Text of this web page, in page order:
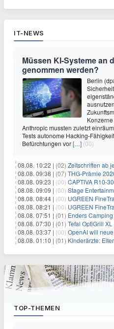
IT-NEWS
Müssen KI-Systeme an
genommen werden?
Berlin
Anthropic mussten zuletzt
Tests autonome Hacking-
Befürchtungen vor[…] (00)
08.08. 10:22 | (02) Zeitschriften ab je nur
08.08. 09:38 | (07) THG-Prämie 2026: Bis
08.08. 09:23 | (00) CAPTIVA R10-3054
08.08. 09:09 | (00) Stage
08.08. 08:44 | (00) UGREEN FineTrack 2
08.08. 08:21 | (00) UGREEN FineTrack
08.08. 07:51 | (01) Enders
08.08. 07:30 | (01) Tefal OptiGrill
08.08. 03:37 | (00) OpenAI will neue KI
08.08. 01:10 | (01) Kinderärzte: Eltern
TOP-THEMEN